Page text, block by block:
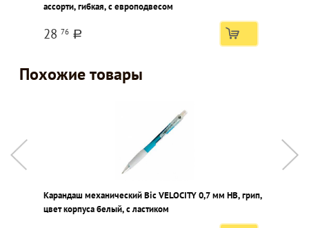
ассорти, гибкая, с европодвесом
28 76 a
Похожие товары
Карандаш механический Bic VELOCITY 0,7 мм НВ, грип,
цвет корпуса белый, с ластиком